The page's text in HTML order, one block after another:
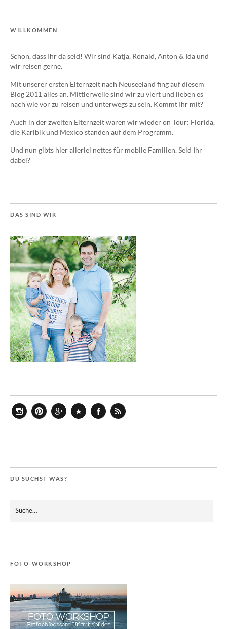
WILLKOMMEN
Schön, dass Ihr da seid! Wir sind Katja, Ronald, Anton & Ida und
wir reisen gerne.
Mit unserer ersten Elternzeit nach Neuseeland fing auf diesem
Blog 2011 alles an. Mittlerweile sind wir zu viert und lieben es
nach wie vor zu reisen und unterwegs zu sein. Kommt Ihr mit?
Auch in der zweiten Elternzeit waren wir wieder on Tour: Florida,
die Karibik und Mexico standen auf dem Programm.
Und nun gibts hier allerlei nettes für mobile Familien. Seid Ihr
dabei?
DAS SIND WIR
DU SUCHST WAS?
FOTO-WORKSHOP